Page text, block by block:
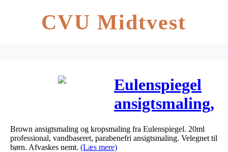
CVU Midtvest
Eulenspiegel
ansigtsmaling,
brun, 20ml
Brown ansigtsmaling og kropsmaling fra Eulenspiegel. 20ml
professional, vandbaseret, parabenefri ansigtsmaling. Velegnet til
børn. Afvaskes nemt. (Læs mere)